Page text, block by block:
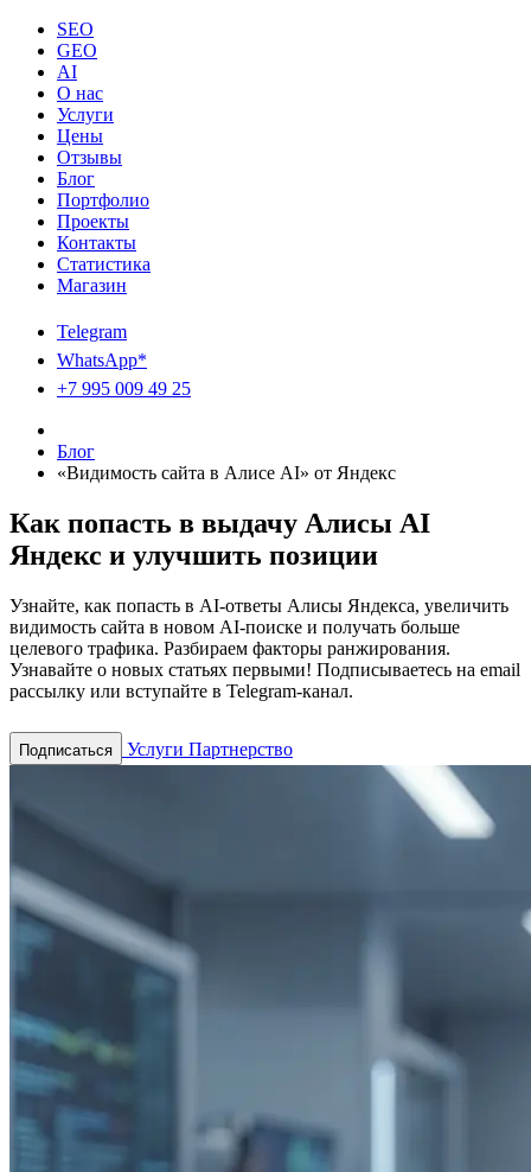
SEO
GEO
AI
О нас
Услуги
Цены
Отзывы
Блог
Портфолио
Проекты
Контакты
Статистика
Магазин
Telegram
WhatsApp*
+7 995 009 49 25
Блог
«Видимость сайта в Алисе AI» от Яндекс
Как попасть в выдачу Алисы AI
Яндекс и улучшить позиции
Узнайте, как попасть в AI-ответы Алисы Яндекса, увеличить
видимость сайта в новом AI-поиске и получать больше
целевого трафика. Разбираем факторы ранжирования.
Узнавайте о новых статьях первыми! Подписываетесь на email
рассылку или вступайте в Telegram-канал.
Подписаться Услуги Партнерство